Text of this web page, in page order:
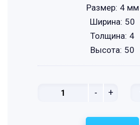
- +
Размер: 4 мм
Ширина: 50
Толщина: 4
Высота: 50